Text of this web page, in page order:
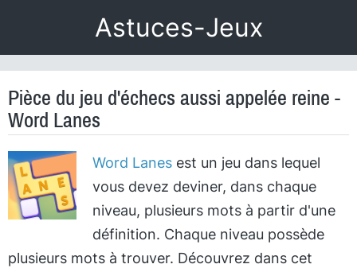
Astuces-Jeux
Pièce du jeu d'échecs aussi appelée reine -
Word Lanes
Word Lanesest un jeu dans lequel
vous devez deviner, dans chaque
niveau, plusieurs mots à partir d'une
définition. Chaque niveau possède
plusieurs mots à trouver. Découvrez dans cet